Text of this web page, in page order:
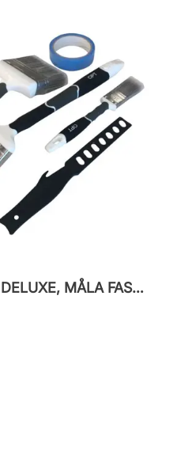
PENSELSET DELUXE, MÅLA FASAD, ALLA YTOR